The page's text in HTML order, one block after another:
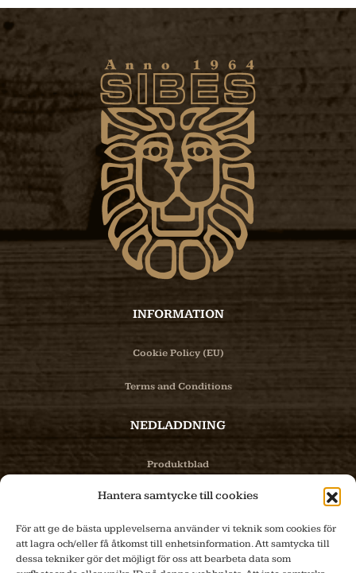
Hantera samtycke till cookies
För att ge de bästa upplevelserna använder vi teknik som cookies för
att lagra och/eller få åtkomst till enhetsinformation. Att samtycka till
dessa tekniker gör det möjligt för oss att bearbeta data som
INFORMATION
Cookie Policy (EU)
Terms and Conditions
NEDLADDNING
Produktblad
Bilder
PRODUKTER